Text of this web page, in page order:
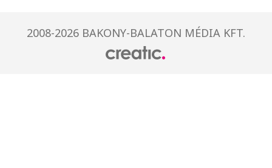
2008-2026 BAKONY-BALATON MÉDIA KFT.